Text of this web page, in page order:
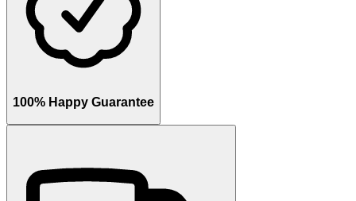
100% Happy Guarantee